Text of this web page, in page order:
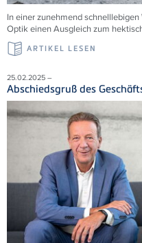
In einer zunehmend
Optik einen Ausgleich zum
ARTIKEL LESEN
25.02.2025 –
Abschiedsgruß des